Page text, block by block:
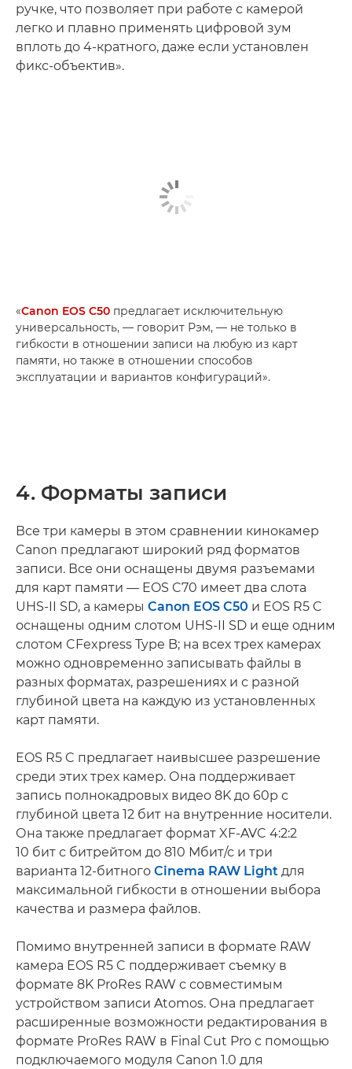
ручке, что позволяет при работе с камерой
легко и плавно применять цифровой зум
вплоть до 4-кратного, даже если установлен
фикс-объектив».
«Canon EOS C50 предлагает исключительную
универсальность, — говорит Рэм, — не только в
гибкости в отношении записи на любую из карт
памяти, но также в отношении способов
эксплуатации и вариантов конфигураций».
4. Форматы записи
Все три камеры в этом сравнении кинокамер
Canon предлагают широкий ряд форматов
записи. Все они оснащены двумя разъемами
для карт памяти — EOS C70 имеет два слота
UHS-II SD, а камеры Canon EOS C50 и EOS R5 C
оснащены одним слотом UHS-II SD и еще одним
слотом CFexpress Type B; на всех трех камерах
можно одновременно записывать файлы в
разных форматах, разрешениях и с разной
глубиной цвета на каждую из установленных
карт памяти.
EOS R5 C предлагает наивысшее разрешение
среди этих трех камер. Она поддерживает
запись полнокадровых видео 8K до 60p с
глубиной цвета 12 бит на внутренние носители.
Она также предлагает формат XF-AVC 4:2:2
10 бит с битрейтом до 810 Мбит/с и три
варианта 12-битного Cinema RAW Light для
максимальной гибкости в отношении выбора
качества и размера файлов.
Помимо внутренней записи в формате RAW
камера EOS R5 C поддерживает съемку в
формате 8K ProRes RAW с совместимым
устройством записи Atomos. Она предлагает
расширенные возможности редактирования в
формате ProRes RAW в Final Cut Pro с помощью
подключаемого модуля Canon 1.0 для